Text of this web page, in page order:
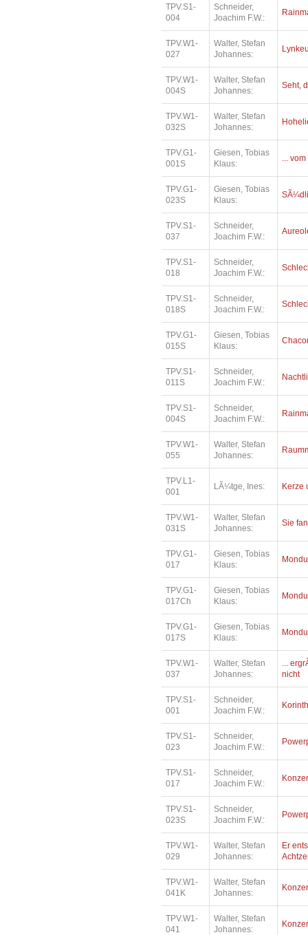
TPV.S1-
004
Schneider,
Joachim F.W.:
TPV.W1-
027
Walter, Stefan
Johannes:
TPV.W1-
004S
Walter, Stefan
Johannes:
Seht,
TPV.W1-
032S
Walter, Stefan
Johannes:
TPV.G1-
001S
Giesen, Tobias
Klaus:
...
TPV.G1-
023S
Giesen, Tobias
Klaus:
TPV.S1-
037
Schneider,
Joachim F.W.:
TPV.S1-
018
Schneider,
Joachim F.W.:
TPV.S1-
018S
Schneider,
Joachim F.W.:
TPV.G1-
015S
Giesen, Tobias
Klaus:
TPV.S1-
011S
Schneider,
Joachim F.W.:
TPV.S1-
004S
Schneider,
Joachim F.W.:
TPV.W1-
055
Walter, Stefan
Johannes:
TPV.L1-
001
LÃ¼tge, Ines: Kerze
TPV.W1-
031S
Walter, Stefan
Johannes:
Sie
TPV.G1-
017
Giesen, Tobias
Klaus:
TPV.G1-
017Ch
Giesen, Tobias
Klaus:
TPV.G1-
017S
Giesen, Tobias
Klaus:
TPV.W1-
037
Walter, Stefan
Johannes:
...
nicht
TPV.S1-
001
Schneider,
Joachim F.W.:
TPV.S1-
023
Schneider,
Joachim F.W.:
TPV.S1-
017
Schneider,
Joachim F.W.:
TPV.S1-
023S
Schneider,
Joachim F.W.:
TPV.W1-
029
Walter, Stefan
Johannes:
Er
TPV.W1-
041K
Walter, Stefan
Johannes:
TPV.W1-
041
Walter, Stefan
Johannes: